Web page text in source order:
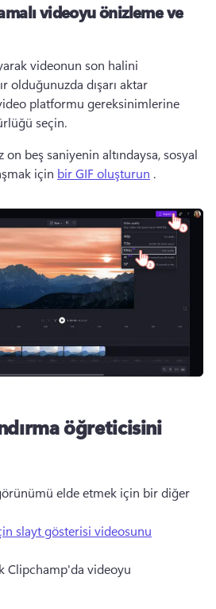
videoyu önizleme ve
videonun son halini
olduğunuzda dışarı aktar
platformu gereksinimlerine
seçin.
on beş saniyenin altındaysa, sosyal
için bir GIF oluşturun .
öğreticisini
elde etmek için bir diğer
slayt gösterisi videosunu
Clipchamp'da videoyu